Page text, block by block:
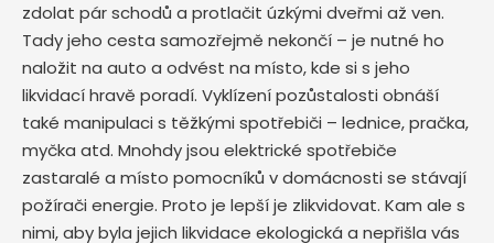
zdolat pár schodů a protlačit úzkými dveřmi až ven.
Tady jeho cesta samozřejmě nekončí – je nutné ho
naložit na auto a odvést na místo, kde si s jeho
likvidací hravě poradí. Vyklízení pozůstalosti obnáší
také manipulaci s těžkými spotřebiči – lednice, pračka,
myčka atd. Mnohdy jsou elektrické spotřebiče
zastaralé a místo pomocníků v domácnosti se stávají
požírači energie. Proto je lepší je zlikvidovat. Kam ale s
nimi, aby byla jejich likvidace ekologická a nepřišla vás